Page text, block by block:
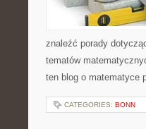
znaleźć porady
tematów
ten blog o matematyce
CATEGORIES: BONN